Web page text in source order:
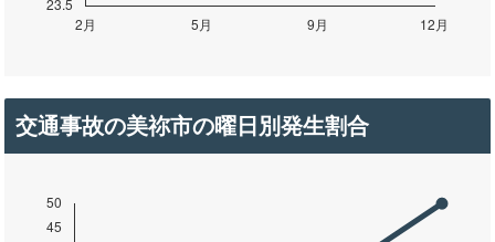
交通事故の美祢市の曜日別発生割合